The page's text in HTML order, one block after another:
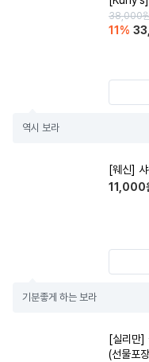
38,000
11 %
역시 보라
[웨신]
11,000
기분좋게 하는 보라
[실리만]
(선물포